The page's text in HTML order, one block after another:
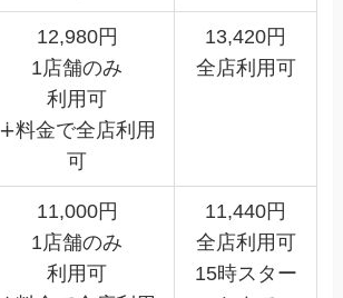
12,980円
1店舗のみ
利用可
∔料金で全店利用
可
13,420円
全店利用可
11,000円
1店舗のみ
利用可
11,440円
全店利用可
15時スター